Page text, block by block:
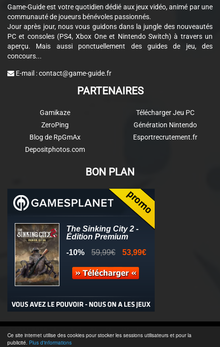
Ce site internet utilise des cookies pour stocker les sessions utilisateurs et pour la
publicité. Plus d'informations
Game-Guide est votre quotidien dédié aux jeux vidéo, animé par une
communauté de joueurs bénévoles passionnés.
Jour après jour, nous vous guidons dans la jungle des nouveautés
PC et consoles (PS4, Xbox One et Nintendo Switch) à travers un
aperçu. Mais aussi ponctuellement des guides de jeu, des
concours...
E-mail :contact@game-guide.fr
PARTENAIRES
Gamikaze
ZeroPing
Blog de RpGmAx
Depositphotos.com
Télécharger Jeu PC
Génération Nintendo
Esportrecrutement.fr
BON PLAN